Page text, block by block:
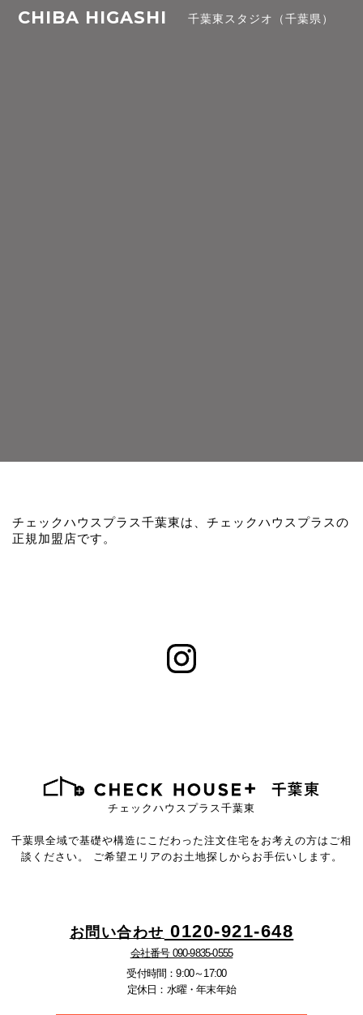
CHIBA HIGASHI 千葉東スタジオ（千葉県）
チェックハウスプラス千葉東は、チェックハウスプラスの
正規加盟店です。
チェックハウスプラス千葉東
千葉県全域で基礎や構造にこだわった注文住宅を お考えの方はご相
談ください。
ご希望エリアのお土地探しからお手伝いします。
お問い合わせ 0120-921-648
会社番号 090-9835-0555
受付時間：9:00～17:00
定休日：水曜・年末年始